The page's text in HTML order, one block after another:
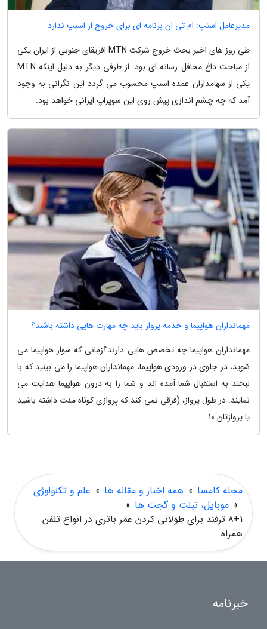
مدیرعامل اسنپ: ام تی ان برنامه ای برای خروج از اسنپ ندارد
طی روز های اخیر بحث خروج شرکت MTN افریقای جنوبی از ایران یکی
از مباحث داغ محافل رسانه ای بود. از طرفی دیگر به دلیل اینکه MTN
یکی از سهامداران عمده اسنپ محسوب می گردد این نگرانی به وجود
آمد که چه چشم اندازی پیش روی این سوپراپ ایرانی خواهد بود.
مهمانداران هواپیما و خدمه پرواز باید چه مهارت هایی داشته باشند؟
مهمانداران هواپیما چه تخصص هایی دارند؟زمانی که سوار هواپیما می
شوید، در جلوی در ورودی هواپیما، مهمانداران هواپیما را می بینید که با
لبخند به استقبال شما آمده اند و شما را به درون هواپیما هدایت می
نمایند. در طول پرواز، (فرقی نمی کند که پروازی کوتاه مدت داشته باشید
یا پروازتان 10...
مجله کامسا » همه اخبار و مقاله ها » علم و تکنولوژی
» موبایل، تبلت و گجت ها »
8+1 ترفند برای طولانی کردن عمر باتری در انواع تلفن
همراه
خبرنامه